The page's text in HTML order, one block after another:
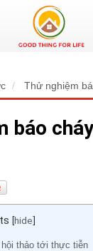
Thử nghiệm
báo
[hide]
thảo tới thực tiễn